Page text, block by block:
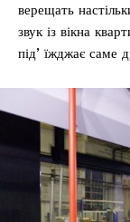
верещать
звук із вікна
підʼїжджає саме